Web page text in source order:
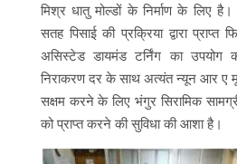
मिश्र धातु मोल्डों के निर्माण के लिए
सतह पिसाई की प्रक्रिया द्वारा
असिस्टेड डायमंड टर्निंग का उपयोग
निराकरण दर के साथ अत्यंत न्यून आर ए
सक्षम करने के लिए भंगुर सिरामिक
को प्राप्त करने की सुविधा की आशा है।